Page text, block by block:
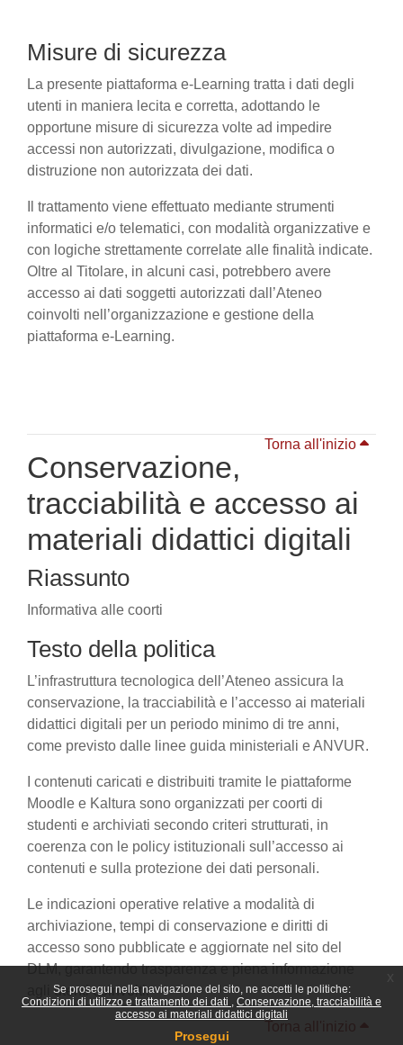
Se prosegui nella navigazione del sito, ne accetti le politiche:
Condizioni di utilizzo e trattamento dei dati
Conservazione, tracciabilità e
accesso ai materiali didattici digitali
Prosegui
Misure di sicurezza
La presente piattaforma e-Learning tratta i dati degli
utenti in maniera lecita e corretta, adottando le
opportune misure di sicurezza volte ad impedire
accessi non autorizzati, divulgazione, modifica o
distruzione non autorizzata dei dati.
Il trattamento viene effettuato mediante strumenti
informatici e/o telematici, con modalità organizzative e
con logiche strettamente correlate alle finalità indicate.
Oltre al Titolare, in alcuni casi, potrebbero avere
accesso ai dati soggetti autorizzati dall’Ateneo
coinvolti nell’organizzazione e gestione della
piattaforma e-Learning.
Torna all'inizio
Conservazione,
tracciabilità e accesso ai
materiali didattici digitali
Riassunto
Informativa alle coorti
Testo della politica
L’infrastruttura tecnologica dell’Ateneo assicura la
conservazione, la tracciabilità e l’accesso ai materiali
didattici digitali per un periodo minimo di tre anni,
come previsto dalle linee guida ministeriali e ANVUR.
I contenuti caricati e distribuiti tramite le piattaforme
Moodle e Kaltura sono organizzati per coorti di
studenti e archiviati secondo criteri strutturati, in
coerenza con le policy istituzionali sull’accesso ai
contenuti e sulla protezione dei dati personali.
Le indicazioni operative relative a modalità di
archiviazione, tempi di conservazione e diritti di
accesso sono pubblicate e aggiornate nel sito del
DLM, garantendo trasparenza e piena informazione
agli utenti coinvolti.